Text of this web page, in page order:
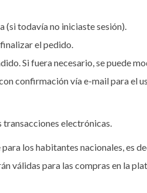
(si todavía no iniciaste sesión).
el pedido.
Si fuera necesario, se puede
confirmación vía e-mail para el
transacciones electrónicas.
los habitantes nacionales, es
válidas para las compras en la